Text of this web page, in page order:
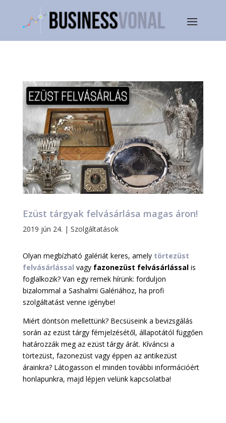
Ezüst tárgyak felvásárlása magas áron!
2019 jún 24. | Szolgáltatások
Olyan megbízható galériát keres, amely törtezüst
felvásárlással vagy fazonezüst felvásárlássalis
foglalkozik? Van egy remek hírünk: forduljon
bizalommal a Sashalmi Galériához, ha profi
szolgáltatást venne igénybe!
Miért döntsön mellettünk? Becsüseink a bevizsgálás
során az ezüst tárgy fémjelzésétől, állapotától függően
határozzák meg az ezüst tárgy árát. Kíváncsi a
törtezüst, fazonezüst vagy éppen az antikezüst
árainkra? Látogasson el minden további információért
honlapunkra, majd lépjen velünk kapcsolatba!